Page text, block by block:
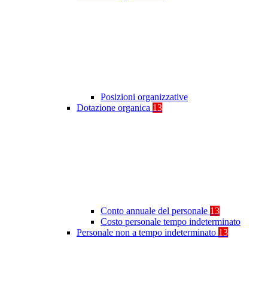
Posizioni organizzative
Dotazione organica 13
Conto annuale del personale 13
Costo personale tempo indeterminato
Personale non a tempo indeterminato 13